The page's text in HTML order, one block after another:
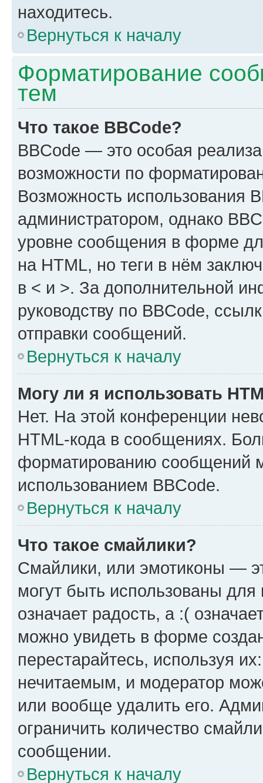
находитесь.
Вернуться к началу
Форматирование
тем
Что такое BBCode?
BBCode — это особая
возможности по
Возможность использования
администратором, однако
уровне сообщения в форме
на HTML, но теги в нём
в < и >. За дополнительной
руководству по BBCode,
отправки сообщений.
Вернуться к началу
Могу ли я использовать
Нет. На этой конференции
HTML-кода в сообщениях.
форматированию сообщений
использованием BBCode.
Вернуться к началу
Что такое смайлики?
Смайлики, или эмотиконы —
могут быть использованы
означает радость, а :(
можно увидеть в форме
перестарайтесь, используя
нечитаемым, и модератор
или вообще удалить его.
ограничить количество
сообщении.
Вернуться к началу